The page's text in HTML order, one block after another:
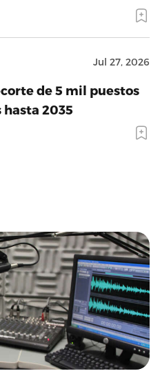
Jul 27, 2026
de 5 mil puestos
2035